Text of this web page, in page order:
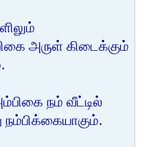
அருள் கிடைக்கும்
நம் வீட்டில்
நம்பிக்கையாகும்.